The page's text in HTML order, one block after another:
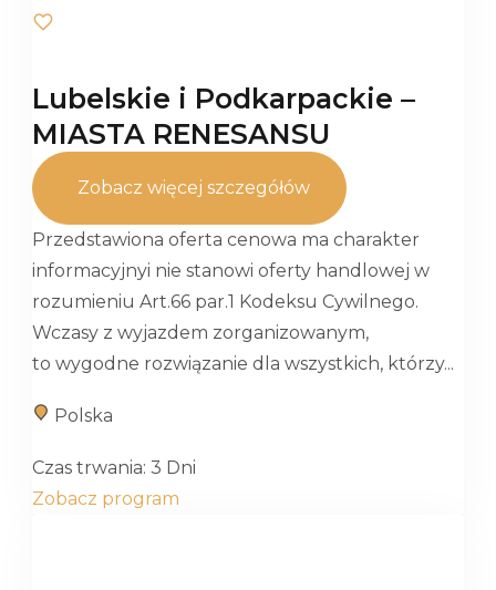
Lubelskie i Podkarpackie –
MIASTA RENESANSU
Zobacz więcej szczegółów
Przedstawiona oferta cenowa ma charakter
informacyjnyi nie stanowi oferty handlowej w
rozumieniu Art.66 par.1 Kodeksu Cywilnego.
Wczasy z wyjazdem zorganizowanym,
to wygodne rozwiązanie dla wszystkich, którzy...
Polska
Czas trwania: 3 Dni
Zobacz program